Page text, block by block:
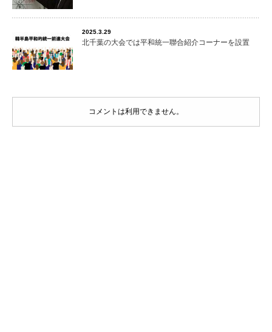
2025.3.29
北千葉の大会では平和統一聯合紹介コーナーを設置
コメントは利用できません。